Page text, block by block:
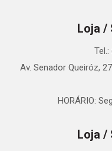
Loja /
Av. Senador Queiróz,
HORÁRIO:
Loja /